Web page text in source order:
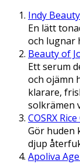
Indy
En lätt
och lugnar
Beauty of
Ett serum
och ojämn
klarare,
solkrämen
COSRX
Gör huden
djup
Apoliva